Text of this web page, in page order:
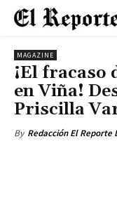
MAGAZINE
¡El fracaso
en Viña!
Priscilla
By Redacción El Reporte